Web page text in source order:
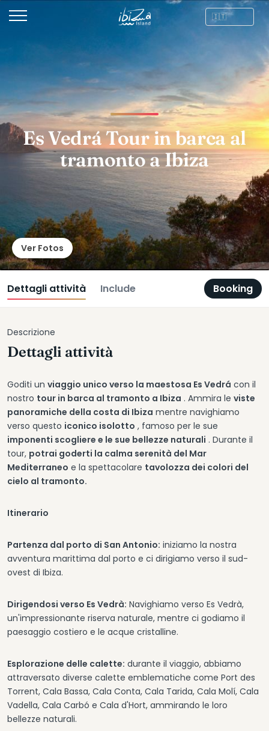
Es Vedrá Tour in barca al
tramonto a Ibiza
Ver Fotos
Dettagli attività Include Booking
Descrizione
Dettagli attività
Goditi un viaggio unico verso la maestosa Es Vedrá con il
nostro tour in barca al tramonto a Ibiza . Ammira le viste
panoramiche della costa di Ibiza mentre navighiamo
verso questo iconico isolotto , famoso per le sue
imponenti scogliere e le sue bellezze naturali . Durante il
tour, potrai goderti la calma serenità del Mar
Mediterraneo e la spettacolare tavolozza dei colori del
cielo al tramonto.
Itinerario
Partenza dal porto di San Antonio: iniziamo la nostra
avventura marittima dal porto e ci dirigiamo verso il sud-
ovest di Ibiza.
Dirigendosi verso Es Vedrà: Navighiamo verso Es Vedrà,
un'impressionante riserva naturale, mentre ci godiamo il
paesaggio costiero e le acque cristalline.
Esplorazione delle calette: durante il viaggio, abbiamo
attraversato diverse calette emblematiche come Port des
Torrent, Cala Bassa, Cala Conta, Cala Tarida, Cala Molí, Cala
Vadella, Cala Carbó e Cala d'Hort, ammirando le loro
bellezze naturali.